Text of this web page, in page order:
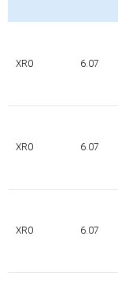
XR0 6.07
XR0 6.07
XR0 6.07